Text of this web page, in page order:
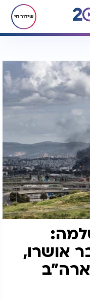
שידור חי
אושרו,